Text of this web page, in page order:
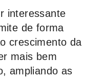
interessante
de forma
crescimento da
mais bem
ampliando as